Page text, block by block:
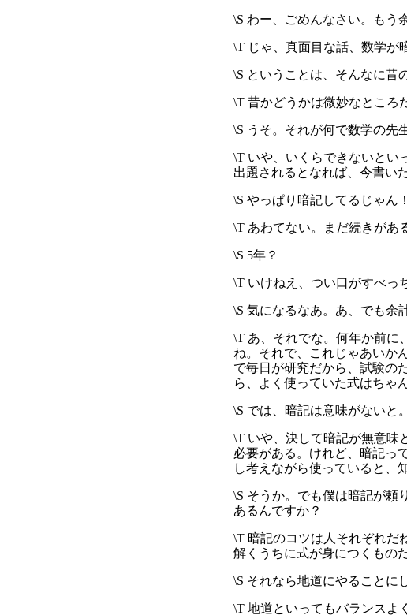
\S わー、ごめんなさい。もう
\T じゃ、真面目な話、数学が
\S ということは、そんなに昔
\T 昔かどうかは微妙なところ
\S うそ。それが何で数学の先
\T いや、いくらできないとい
出題されるとなれば、今書い
\S やっぱり暗記してるじゃん！
\T あわてない。まだ続きがあ
\S 5年？
\T いけねえ、つい口がすべっ
\S 気になるなあ。あ、でも余
\T あ、それでな。何年か前に
ね。それで、これじゃあいか
で毎日が研究だから、試験の
ら、よく使っていた式はちゃ
\S では、暗記は意味がないと。
\T いや、決して暗記が無意味
必要がある。けれど、暗記っ
し考えながら使っていると、
\S そうか。でも僕は暗記が頼
あるんですか？
\T 暗記のコツは人それぞれだ
解くうちに式が身につくもの
\S それなら地道にやることに
\T 地道といってもバランスよ